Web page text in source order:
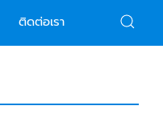
ติดต่อเรา